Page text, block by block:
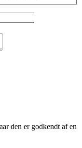
den er godkendt af en